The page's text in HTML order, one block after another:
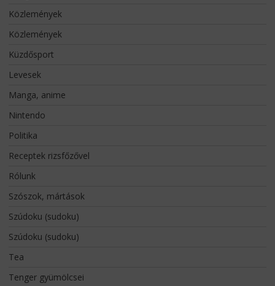
Közlemények
Közlemények
Küzdősport
Levesek
Manga, anime
Nintendo
Politika
Receptek rizsfőzővel
Rólunk
Szószok, mártások
Szúdoku (sudoku)
Szúdoku (sudoku)
Tea
Tenger gyümölcsei